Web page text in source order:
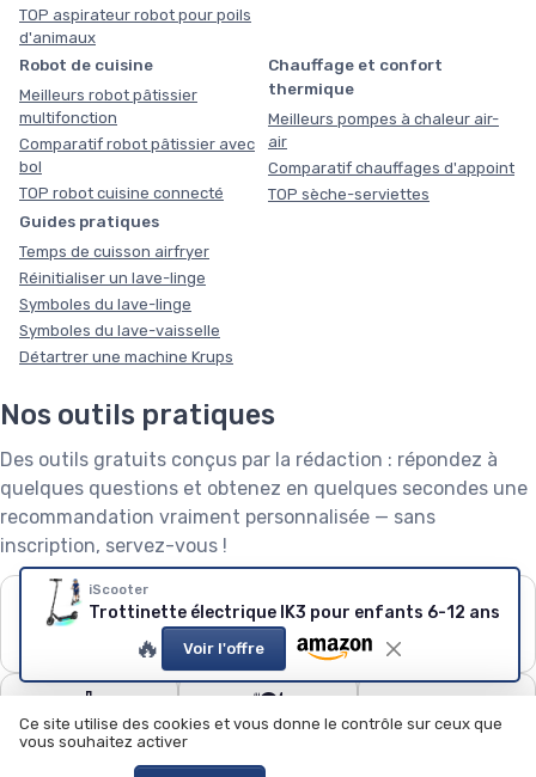
iScooter
Trottinette électrique IK3 pour enfants 6-12 ans
🔥 Voir l'offre
TOP aspirateur robot pour poils
d'animaux
Robot de cuisine
Meilleurs robot pâtissier
multifonction
Comparatif robot pâtissier avec
bol
TOP robot cuisine connecté
Chauffage et confort
thermique
Meilleurs pompes à chaleur air-
air
Comparatif chauffages d'appoint
TOP sèche-serviettes
Guides pratiques
Temps de cuisson airfryer
Réinitialiser un lave-linge
Symboles du lave-linge
Symboles du lave-vaisselle
Détartrer une machine Krups
Nos outils pratiques
Des outils gratuits conçus par la rédaction : répondez à
quelques questions et obtenez en quelques secondes une
recommandation vraiment personnalisée — sans
inscription, servez-vous !
❄️
Puissance de
🧺
Capacité de lave-
linge
🌱
🧹
Quel aspirateur
choisir ?
🍽️
Configurateur lave-
🏊
Quel robot piscine ?
Ce site utilise des cookies et vous donne le contrôle sur ceux que
vous souhaitez activer